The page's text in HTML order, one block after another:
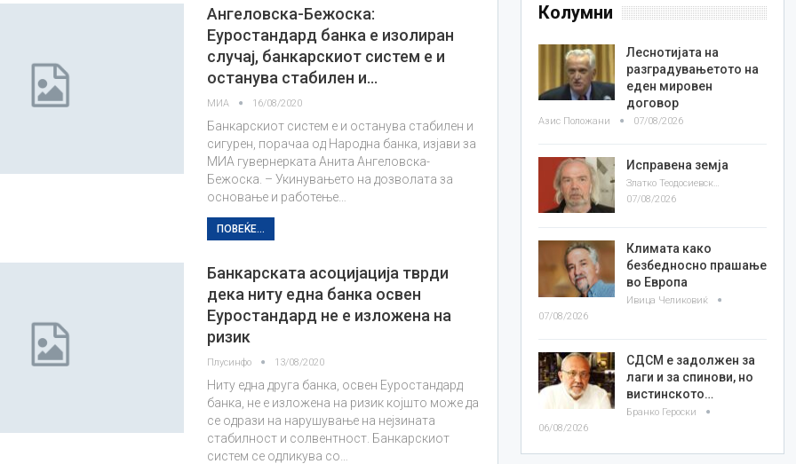
Ангеловска-Бежоска:
Еуростандард банка е изолиран
случај, банкарскиот систем е и
останува стабилен и…
МИА 16/08/2020
Банкарскиот систем е и останува стабилен и
сигурен, порачаа од Народна банка, изјави за
МИА гувернерката Анита Ангеловска-
Бежоска. – Укинувањето на дозволата за
основање и работење…
ПОВЕЌЕ...
Банкарската асоцијација тврди
дека ниту една банка освен
Еуростандард не е изложена на
ризик
Плусинфо 13/08/2020
Ниту една друга банка, освен Еуростандард
банка, не е изложена на ризик којшто може да
се одрази на нарушување на нејзината
стабилност и солвентност. Банкарскиот
систем се одликува со…
Колумни
Леснотијата на
разградувањетото на
еден мировен
договор
Азис Положани 07/08/2026
Исправена земја
Златко Теодосиевски
07/08/2026
Климата како
безбедносно прашање
во Европа
Ивица Челиковиќ
07/08/2026
СДСМ е задолжен за
лаги и за спинови, но
вистинското…
Бранко Героски
06/08/2026